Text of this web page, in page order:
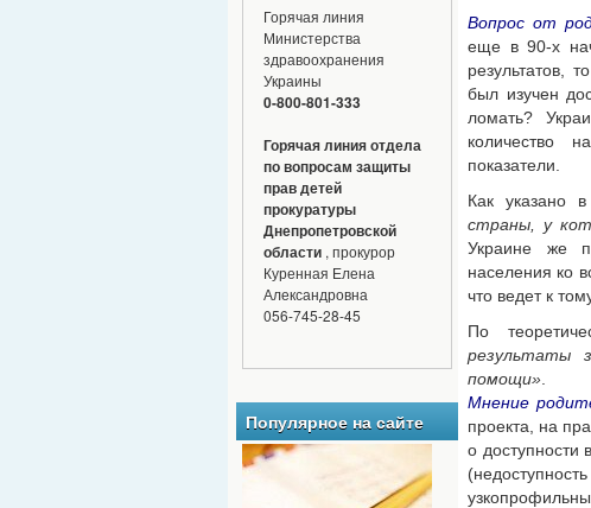
Горячая линия
Министерства
здравоохранения
Украины
0-800-801-333
Горячая линия отдела
по вопросам защиты
прав детей
прокуратуры
Днепропетровской
области, прокурор
Куренная Елена
Александровна
056-745-28-45
Популярное на сайте
Вопрос от
еще в 90-х
результатов,
был изучен
ломать?
количество
показатели.
Как указано
страны, у
Украине же
населения ко
что ведет к
По
результаты
помощи»
Мнение
проекта, на
о